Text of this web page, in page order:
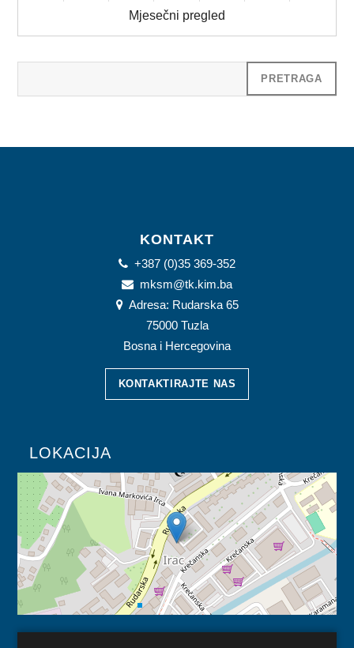
Mjesečni pregled
KONTAKT
+387 (0)35 369-352
mksm@tk.kim.ba
Adresa: Rudarska 65
75000 Tuzla
Bosna i Hercegovina
KONTAKTIRAJTE NAS
LOKACIJA